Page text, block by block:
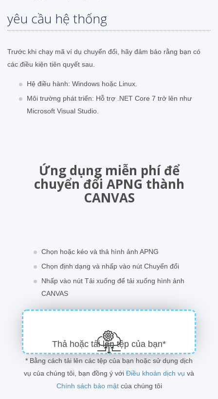
yêu cầu hệ thống
Trước khi chạy mã ví dụ chuyển đổi, hãy đảm bảo rằng bạn có
các điều kiện tiên quyết sau.
Hệ điều hành: Windows hoặc Linux.
Môi trường phát triển: Hỗ trợ .NET Core 7 trở lên như
Microsoft Visual Studio.
Ứng dụng miễn phí để
chuyển đổi APNG thành
CANVAS
Chọn hoặc kéo và thả hình ảnh APNG
Chọn định dạng và nhấp vào nút Chuyển đổi
Nhấp vào nút Tải xuống để tải xuống hình ảnh
CANVAS
Thả hoặc tải lên tệp của bạn*
* Bằng cách tải lên các tệp của bạn hoặc sử dụng dịch
vụ của chúng tôi, bạn đồng ý với Điều khoản dịch vụ và
Chính sách bảo mậtcủa chúng tôi